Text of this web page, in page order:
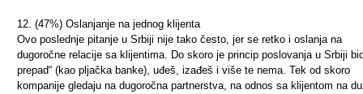
12. (47%) Oslanjanje na jednog klijenta
Ovo poslednje pitanje u Srbiji nije tako često, jer se retko i oslanja na
dugoročne relacije sa klijentima. Do skoro je princip poslovanja u Srbiji
prepad“ (kao pljačka banke), uđeš, izađeš i više te nema. Tek od skoro
kompanije gledaju na dugoročna partnerstva, na odnos sa klijentom na